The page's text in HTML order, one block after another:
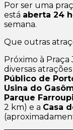
Por ser uma
está aberta 24
semana.
Que outras
Próximo à
diversas
Público de
Usina do
Parque
2 km) e a Casa